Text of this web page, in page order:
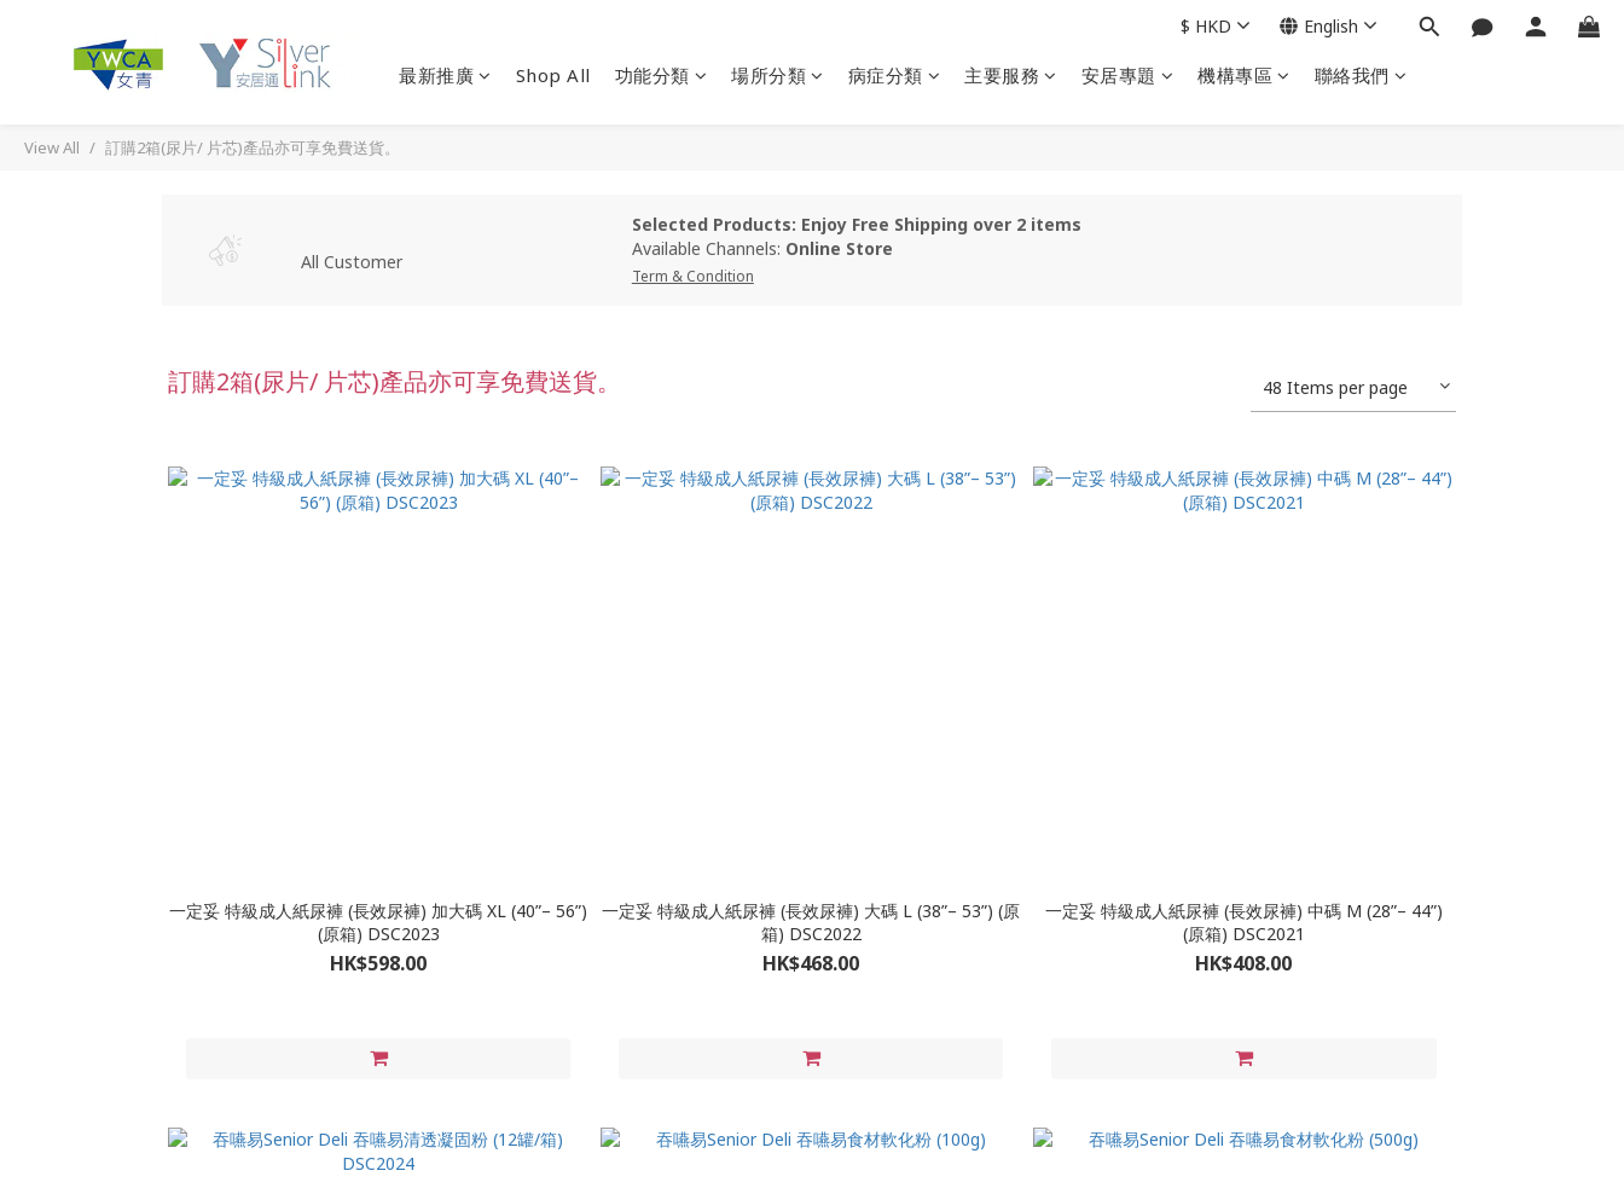
最新推廣 Shop All 功能分類 場所分類 病症分類 主要服務 安居專題 機構專區 聯絡我們
$ HKD English
View All 訂購2箱(尿片/ 片芯)產品亦可享免費送貨。
All Customer
Selected Products: Enjoy Free Shipping over 2 items
Available Channels: Online Store
Term & Condition
訂購2箱(尿片/ 片芯)產品亦可享免費送貨。 48 Items per page
一定妥 特級成人紙尿褲 (長效尿褲) 加大碼 XL (40”– 56”)
(原箱) DSC2023
HK$598.00
一定妥 特級成人紙尿褲 (長效尿褲) 大碼 L (38”– 53”) (原
箱) DSC2022
HK$468.00
一定妥 特級成人紙尿褲 (長效尿褲) 中碼 M (28”– 44”)
(原箱) DSC2021
HK$408.00